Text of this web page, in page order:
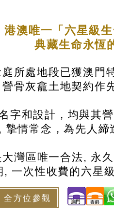
港澳唯一「六星級生
典藏生命永恆
所處地段已獲澳門
營骨灰龕土地契約作
字和設計，均與其
摯情常念，為先人締
大灣區唯一合法, 永
, 一次性收費的六星
方位參觀